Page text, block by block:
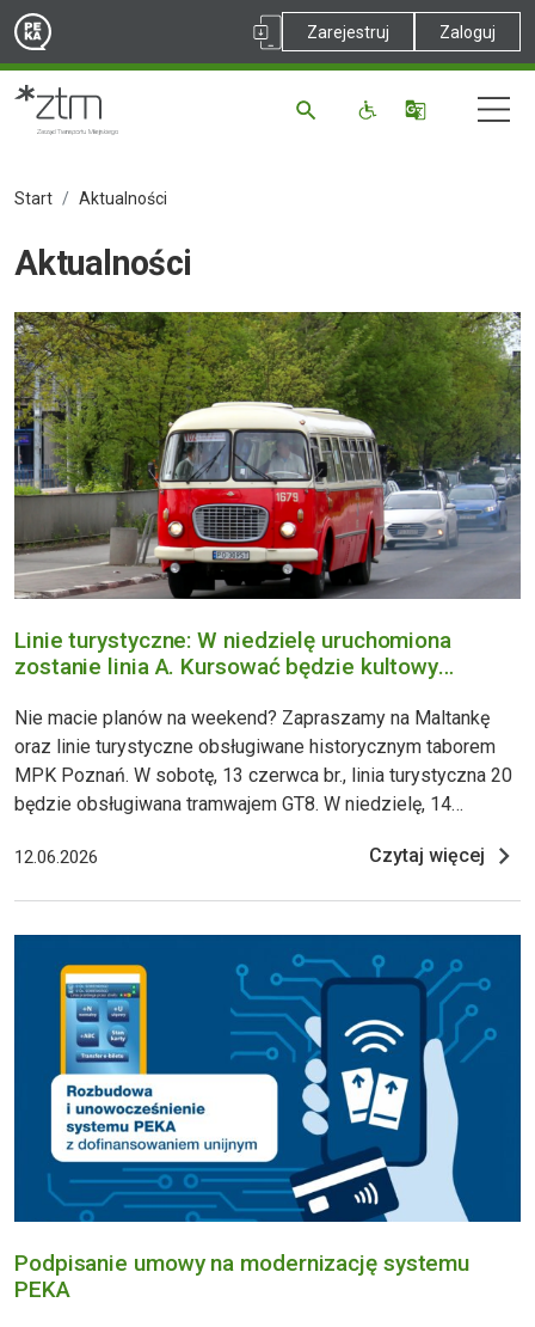
Zarejestruj Zaloguj
Start Aktualności
Aktualności
Linie turystyczne: W niedzielę uruchomiona
zostanie linia A. Kursować będzie kultowy
Nie macie planów na weekend? Zapraszamy na Maltankę
oraz linie turystyczne obsługiwane historycznym taborem
MPK Poznań. W sobotę, 13 czerwca br., linia turystyczna 20
będzie obsługiwana tramwajem GT8. W niedzielę, 14
N+ND, udostępniony na poznańskie linie turystyczne przez
12.06.2026 Czytaj więcej
Podpisanie umowy na modernizację systemu
PEKA